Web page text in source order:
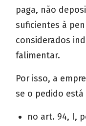
paga, não
suficientes à
considerados
falimentar.
Por isso, a
se o pedido está
no art. 94, I,